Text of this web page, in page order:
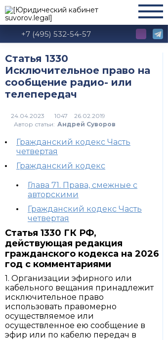
+7 (495) 532-54-57
Статья 1330
Исключительное право на
сообщение радио- или
телепередач
1047
Автор статьи: Андрей Суворов
Гражданский кодекс Часть
четвертая
Гражданский кодекс
Глава 71. Права, смежные с
авторскими
Гражданский кодекс Часть
четвертая
Статья 1330 ГК РФ,
действующая редакция
гражданского кодекса на 2026
год с комментариями
1. Организации эфирного или
кабельного вещания принадлежит
исключительное право
использовать правомерно
осуществляемое или
осуществленное ею сообщение в
эфир или по кабелю передач в